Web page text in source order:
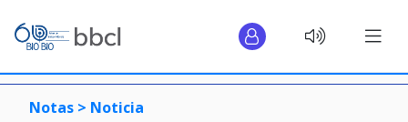
Notas > Noticia